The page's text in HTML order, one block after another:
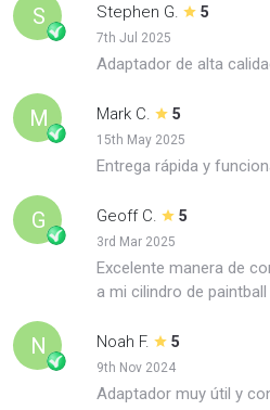
S Stephen G. 5
7th Jul 2025
Adaptador de alta
M Mark C. 5
15th May 2025
Entrega rápida y
G Geoff C. 5
3rd Mar 2025
Excelente manera de
a mi cilindro de paintball
N Noah F. 5
9th Nov 2024
Adaptador muy útil y